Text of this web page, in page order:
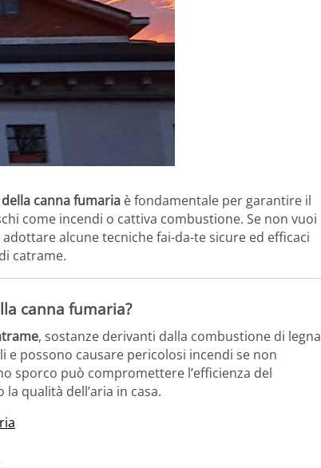
canna fumaria è fondamentale per garantire il
come incendi o cattiva combustione. Se non vuoi
alcune tecniche fai-da-te sicure ed efficaci
catrame.
canna fumaria?
, sostanze derivanti dalla combustione di legna
possono causare pericolosi incendi se non
sporco può compromettere l’efficienza del
qualità dell’aria in casa.